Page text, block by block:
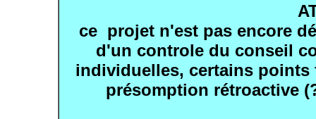
ce projet n'est pas encore
d'un controle du conseil
individuelles, certains points
présomption rétroactive